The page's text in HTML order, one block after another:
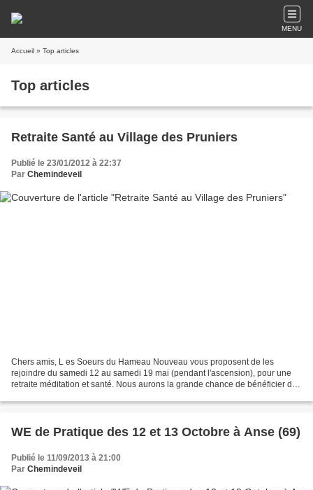
MENU
Accueil » Top articles
Top articles
Retraite Santé au Village des Pruniers
Publié le 23/01/2012 à 22:37
Par Chemindeveil
Chers amis, L es Soeurs du Hameau Nouveau vous proposent de les
rejoindre du samedi 12 au samedi 19 mai (pendant l'ascension), pour une
retraite méditation et santé. Nous aurons la grande chance de bénéficier de
WE de Pratique des 12 et 13 Octobre à Anse (69)
Publié le 11/09/2013 à 21:00
Par Chemindeveil